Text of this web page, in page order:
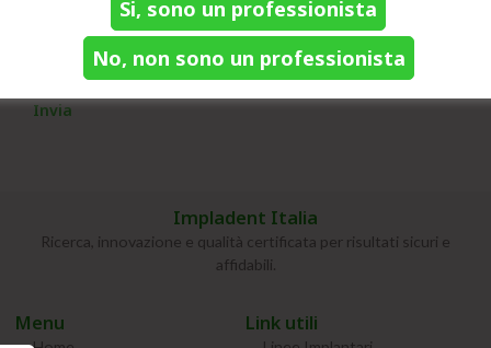
Impladent Italia
Ricerca, innovazione e qualità certificata per risultati sicuri e
affidabili.
Menu Link utili
Si, sono un professionista
No, non sono un professionista